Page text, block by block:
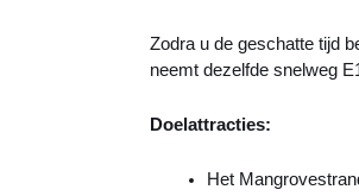
Zodra u de geschatte tijd
neemt dezelfde snelweg
Doelattracties:
Het